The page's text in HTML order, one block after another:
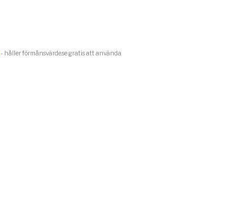
- håller förmånsvärde.se gratis att använda